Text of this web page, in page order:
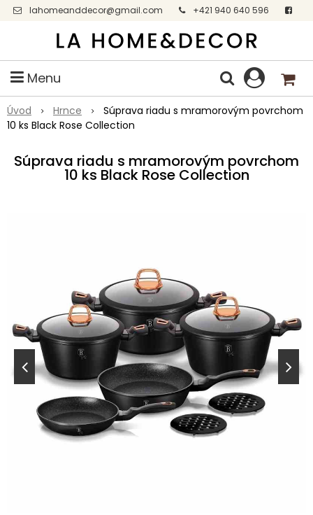
lahomeanddecor@gmail.com
+421 940 640 596
Facebook
Menu
Úvod Hrnce
Súprava riadu s mramorovým povrchom
10 ks Black Rose Collection
Súprava riadu s mramorovým povrchom
10 ks Black Rose Collection